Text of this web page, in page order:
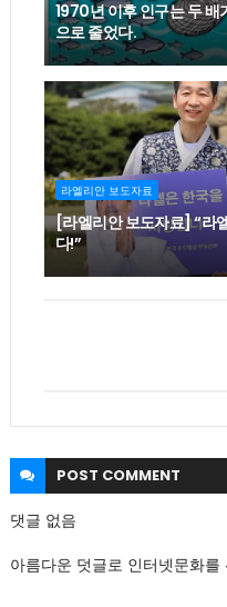
1970년 이후 인구는 두 배
으로 줄었다.
라엘리안 보도자료
[라엘리안 보도자료] “라
다!”
POST COMMENT
댓글 없음
아름다운 덧글로 인터넷문화를